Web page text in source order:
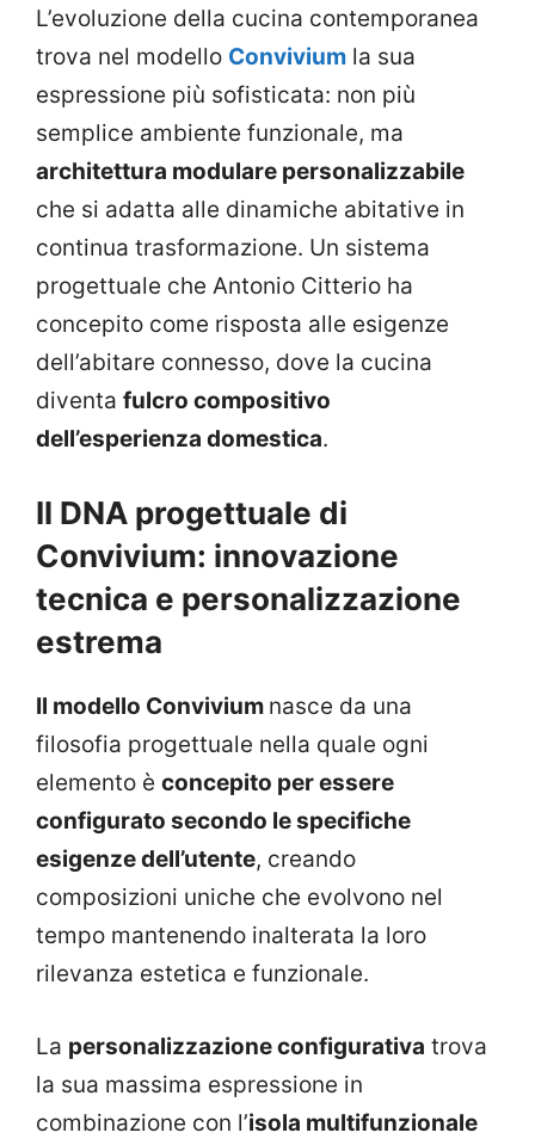
L’evoluzione della cucina contemporanea
trova nel modello Convivium la sua
espressione più sofisticata: non più
semplice ambiente funzionale, ma
architettura modulare personalizzabile
che si adatta alle dinamiche abitative in
continua trasformazione. Un sistema
progettuale che Antonio Citterio ha
concepito come risposta alle esigenze
dell’abitare connesso, dove la cucina
diventa fulcro compositivo
dell’esperienza domestica.
Il DNA progettuale di
Convivium: innovazione
tecnica e personalizzazione
estrema
Il modello Convivium nasce da una
filosofia progettuale nella quale ogni
elemento è concepito per essere
configurato secondo le specifiche
esigenze dell’utente, creando
composizioni uniche che evolvono nel
tempo mantenendo inalterata la loro
rilevanza estetica e funzionale.
La personalizzazione configurativa trova
la sua massima espressione in
combinazione con l’isola multifunzionale